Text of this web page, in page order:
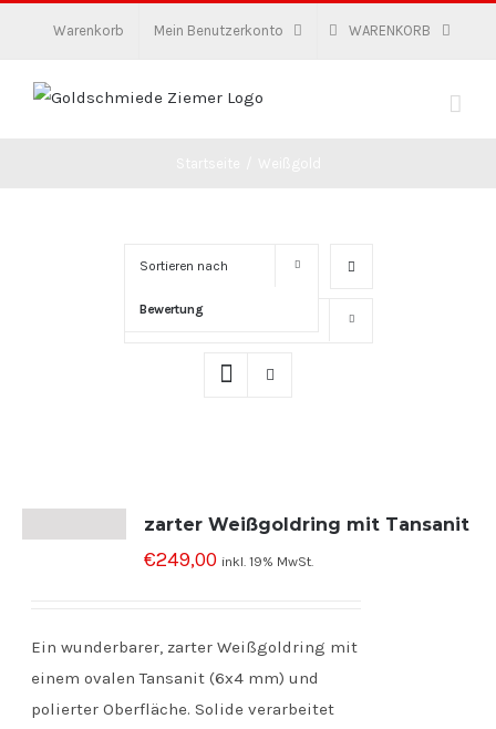
Warenkorb Mein Benutzerkonto WARENKORB
Sortieren nach
Bewertung
16 Produkte
zarter Weißgoldring mit Tansanit
€249,00 inkl. 19% MwSt.
Ein wunderbarer, zarter Weißgoldring mit
einem ovalen Tansanit (6x4 mm) und
polierter Oberfläche. Solide verarbeitet